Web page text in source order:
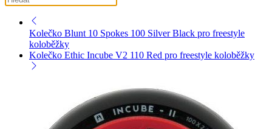
Kolečko Blunt 10 Spokes 100 Silver Black pro freestyle
koloběžky
Kolečko Ethic Incube V2 110 Red pro freestyle koloběžky